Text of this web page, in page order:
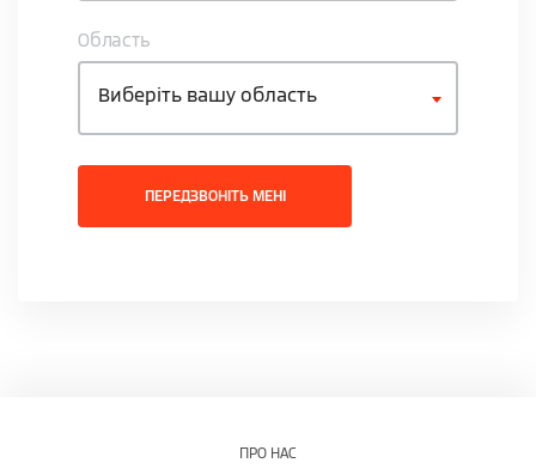
Область
Виберіть вашу область
ПЕРЕДЗВОНІТЬ МЕНІ
ПРО НАС